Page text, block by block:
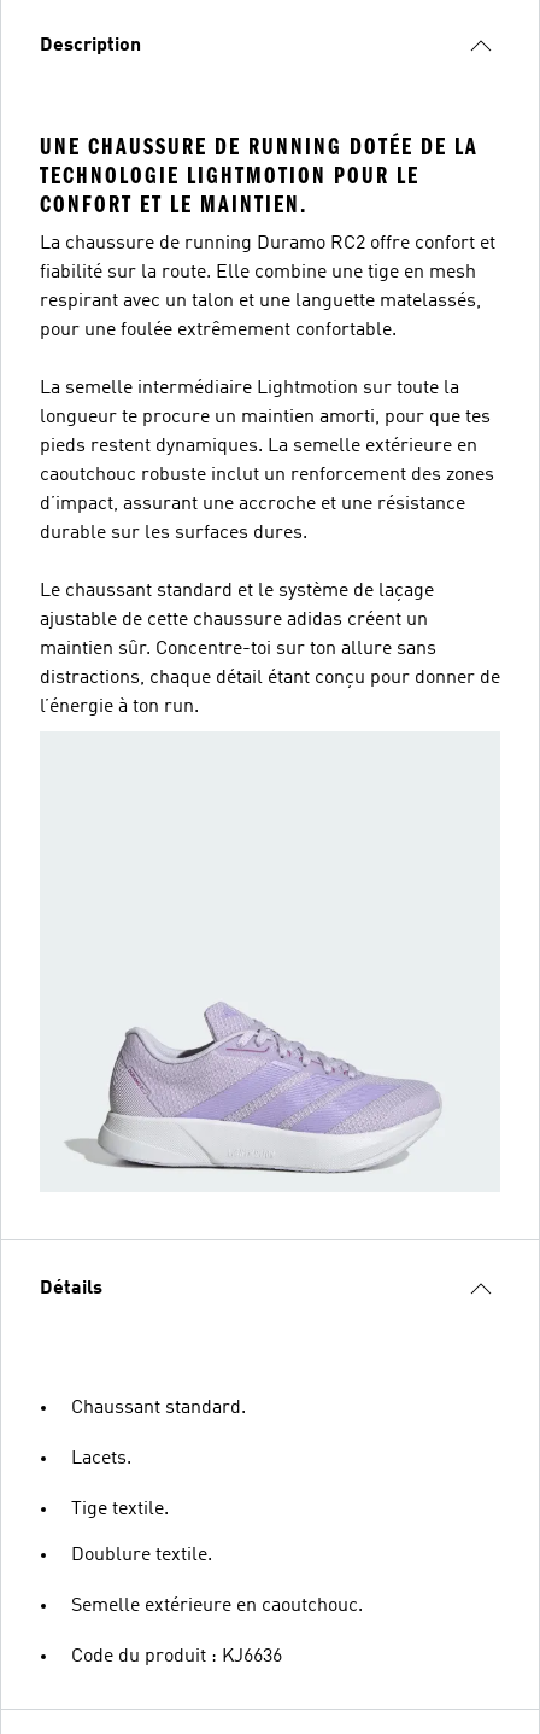
Description
UNE CHAUSSURE DE RUNNING DOTÉE DE LA
TECHNOLOGIE LIGHTMOTION POUR LE
CONFORT ET LE MAINTIEN.
La chaussure de running Duramo RC2 offre confort et
fiabilité sur la route. Elle combine une tige en mesh
respirant avec un talon et une languette matelassés,
pour une foulée extrêmement confortable.
La semelle intermédiaire Lightmotion sur toute la
longueur te procure un maintien amorti, pour que tes
pieds restent dynamiques. La semelle extérieure en
caoutchouc robuste inclut un renforcement des zones
d’impact, assurant une accroche et une résistance
durable sur les surfaces dures.
Le chaussant standard et le système de laçage
ajustable de cette chaussure adidas créent un
maintien sûr. Concentre-toi sur ton allure sans
distractions, chaque détail étant conçu pour donner de
l’énergie à ton run.
Détails
Chaussant standard.
Lacets.
Tige textile.
Doublure textile.
Semelle extérieure en caoutchouc.
Code du produit : KJ6636